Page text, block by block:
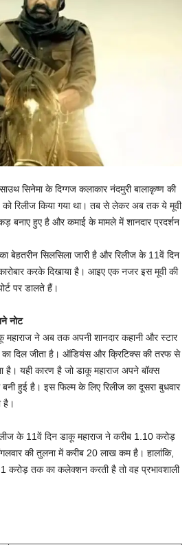
सिनेमा के दिग्गज कलाकार नंदमुरी बालाकृष्ण की
को रिलीज किया गया था। तब से लेकर अब तक ये मूवी
बनाए हुए है और कमाई के मामले में शानदार प्रदर्शन
बेहतरीन सिलसिला जारी है और रिलीज के 11वें दिन
करके दिखाया है। आइए एक नजर इस मूवी की
पर डालते हैं।
नोट
महाराज ने अब तक अपनी शानदार कहानी और स्टार
दिल जीता है। ऑडियंस और क्रिटिक्स की तरफ से
है। यही कारण है जो डाकू महाराज अपने बॉक्स
हुई है। इस फिल्म के लिए रिलीज का दूसरा बुधवार
है।
के 11वें दिन डाकू महाराज ने करीब 1.10 करोड़
की तुलना में करीब 20 लाख कम है। हालांकि,
करोड़ तक का कलेक्शन करती है तो वह प्रभावशाली